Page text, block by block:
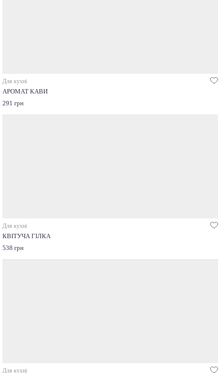
Для кухні
АРОМАТ КАВИ
291 грн
Для кухні
КВІТУЧА ГІЛКА
538 грн
Для кухні